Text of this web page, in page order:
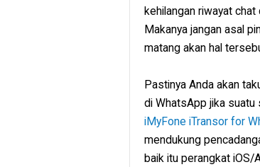
kehilangan riwayat
Makanya jangan asal
matang akan hal
Pastinya Anda akan
di WhatsApp jika suatu
iMyFone iTransor for
mendukung
baik itu perangkat iOS/